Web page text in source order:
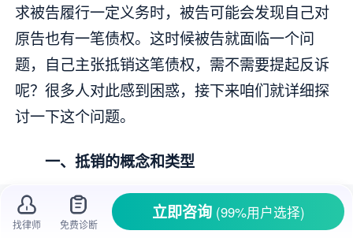
求被告履行一定义务时，被告可能会发现自己对
原告也有一笔债权。这时候被告就面临一个问
题，自己主张抵销这笔债权，需不需要提起反诉
呢？很多人对此感到困惑，接下来咱们就详细探
讨一下这个问题。
一、抵销的概念和类型
抵销是指二人互负债务时，各以其债权充当
债务的清偿而使其债务与对方的债务在对等额内
找律师 免费诊断
立即咨询 (99%用户选择)